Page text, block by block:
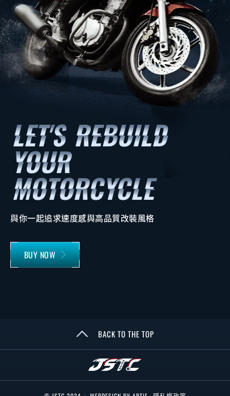
與你一起追求速度感與高品質改裝風格
BUY NOW
BACK TO THE TOP